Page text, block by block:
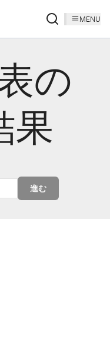
MENU
の
果
進む